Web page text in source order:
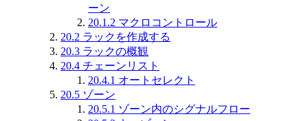
ーン
20.1.2 マクロコントロール
20.2 ラックを作成する
20.3 ラックの概観
20.4 チェーンリスト
20.4.1 オートセレクト
20.5 ゾーン
20.5.1 ゾーン内のシグナルフロー